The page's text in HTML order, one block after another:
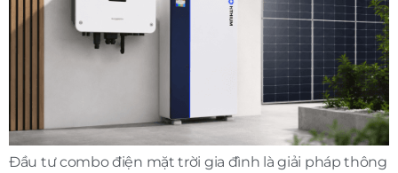
Đầu tư combo điện mặt trời gia đình là giải pháp thông